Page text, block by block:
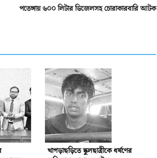
পতেঙ্গায় ৬০০ লিটার ডিজেলসহ চোরাকারবারি আটক
খাগড়াছড়িতে স্কুলছাত্রীকে ধর্ষণের